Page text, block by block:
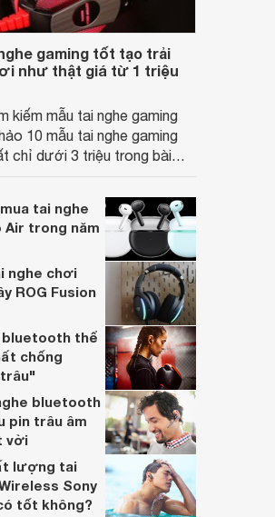
Tai nghe Ovann X6
gaming tốt tạo trải
như thật giá từ 1 triệu
kiếm mẫu tai nghe gaming
10 mẫu tai nghe gaming
chỉ dưới 3 triệu trong bài
và có những trải nghiệm game
nhé!tai nghe
Air trong năm
nghe chơi
ROG Fusion
bluetooth thể
chống
bluetooth
pin trâu âm
vời
lượng tai
Sony
tốt không?